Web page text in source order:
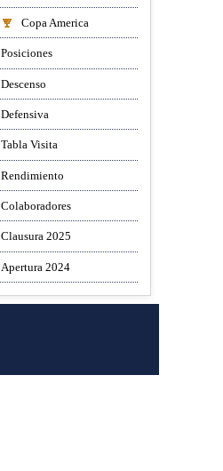
Copa America
Posiciones
Descenso
Defensiva
Tabla Visita
Rendimiento
Colaboradores
Clausura 2025
Apertura 2024